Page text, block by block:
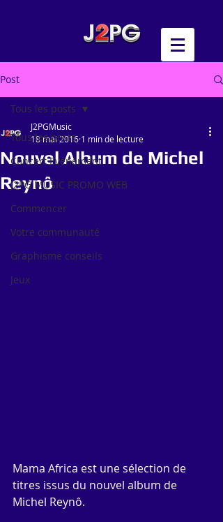
Post
Tous les posts
Concert Evénement
J2PG MUSIC PROMO WEB
Commencer
Votre communauté
Graphisme conseils
Jeux
Tous les posts
Nouvel Album de Michel
Reynô
J2PGMusic
18 mai 2016 1 min de lecture
Mama Africa est une sélection de
titres issus du nouvel album de
Michel Reynô.